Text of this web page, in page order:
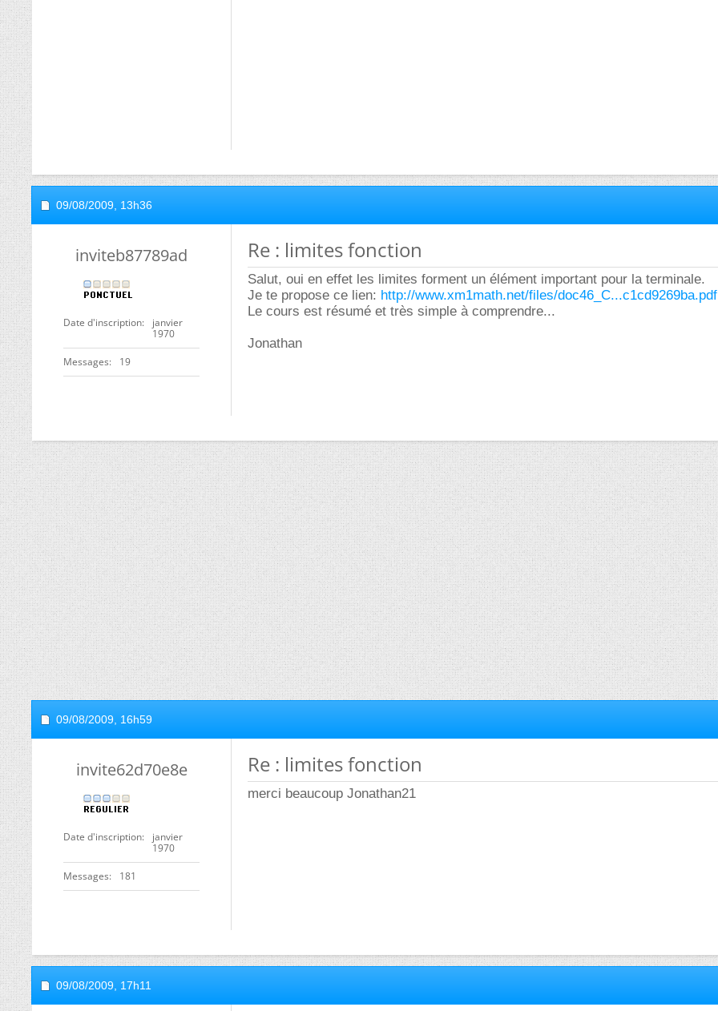
09/08/2009, 13h36
inviteb87789ad
Date d'inscription
janvier
1970
Messages 19
Re : limites fonction
Salut, oui en effet les limites forment un élément important pour la terminale.
Je te propose ce lien: http://www.xm1math.net/files/doc46_C...c1cd9269ba.pdf
Le cours est résumé et très simple à comprendre...
Jonathan
09/08/2009, 16h59
invite62d70e8e
Date d'inscription
janvier
1970
Messages 181
Re : limites fonction
merci beaucoup Jonathan21
09/08/2009, 17h11